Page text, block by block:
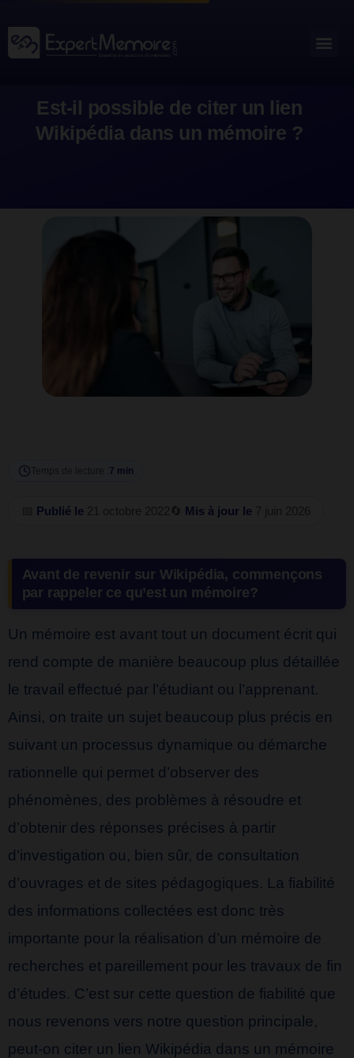
au
contenu
Est-il possible de citer un lien
Wikipédia dans un mémoire ?
Temps de lecture : 7 min
Publié le 21 octobre 2022 🔄 Mis à jour le 7 juin 2026
Avant de revenir sur Wikipédia, commençons
par rappeler ce qu’est un mémoire?
Un mémoire est avant tout un document écrit qui
rend compte de manière beaucoup plus détaillée
le travail effectué par l’étudiant ou l’apprenant.
Ainsi, on traite un sujet beaucoup plus précis en
suivant un processus dynamique ou démarche
rationnelle qui permet d’observer des
phénomènes, des problèmes à résoudre et
d’obtenir des réponses précises à partir
d’investigation ou, bien sûr, de consultation
d’ouvrages et de sites pédagogiques. La fiabilité
des informations collectées est donc très
importante pour la réalisation d’un mémoire de
recherches et pareillement pour les travaux de fin
d’études. C’est sur cette question de fiabilité que
nous revenons vers notre question principale,
peut-on citer un lien Wikipédia dans un mémoire